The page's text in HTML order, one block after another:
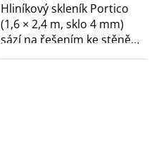
Hliníkový skleník Portico
(1,6 × 2,4 m, sklo 4 mm)
sází na řešením ke stěně
pro...